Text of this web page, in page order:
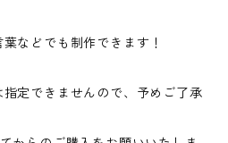
などでも制作できます！
定できませんので、予めご了承